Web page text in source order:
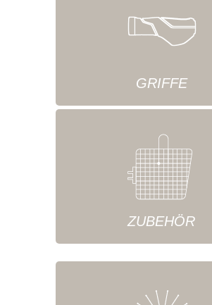
GRIFFE
ZUBEHÖR